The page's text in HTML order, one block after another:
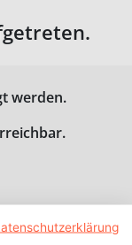
werden.